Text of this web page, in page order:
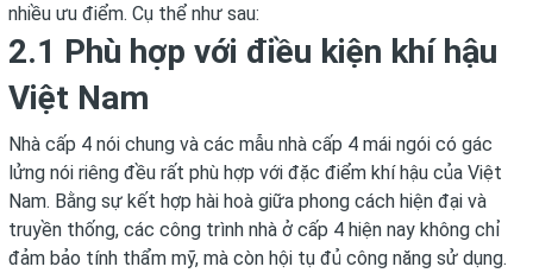
nhiều ưu điểm. Cụ thể như sau:
2.1 Phù hợp với điều kiện khí hậu
Việt Nam
Nhà cấp 4 nói chung và các mẫu nhà cấp 4 mái ngói có gác
lửng nói riêng đều rất phù hợp với đặc điểm khí hậu của Việt
Nam. Bằng sự kết hợp hài hoà giữa phong cách hiện đại và
truyền thống, các công trình nhà ở cấp 4 hiện nay không chỉ
đảm bảo tính thẩm mỹ, mà còn hội tụ đủ công năng sử dụng.